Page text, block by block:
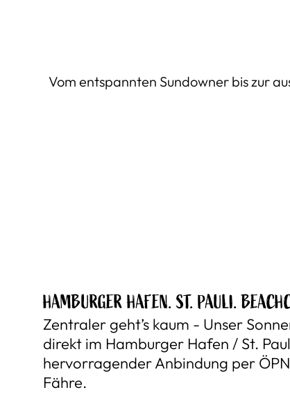
Vom entspannten Sundowner bis zur
HAMBURGER HAFEN. ST. PAULI.
Zentraler geht’s kaum - Unser
direkt im Hamburger Hafen / St.
hervorragender Anbindung per
Fähre.